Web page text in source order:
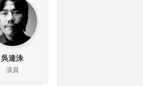
吳達洙
演員